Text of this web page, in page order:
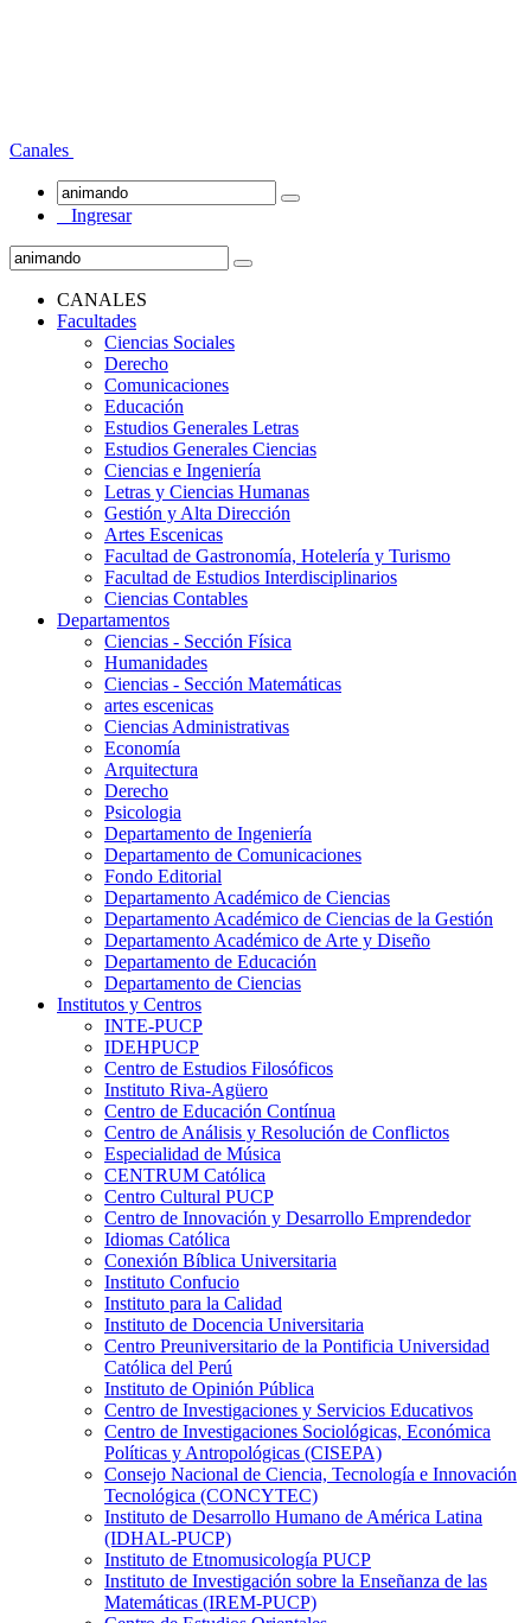
Canales
Ingresar
CANALES
Facultades
Ciencias Sociales
Derecho
Comunicaciones
Educación
Estudios Generales Letras
Estudios Generales Ciencias
Ciencias e Ingeniería
Letras y Ciencias Humanas
Gestión y Alta Dirección
Artes Escenicas
Facultad de Gastronomía, Hotelería y Turismo
Facultad de Estudios Interdisciplinarios
Ciencias Contables
Departamentos
Ciencias - Sección Física
Humanidades
Ciencias - Sección Matemáticas
artes escenicas
Ciencias Administrativas
Economía
Arquitectura
Derecho
Psicologia
Departamento de Ingeniería
Departamento de Comunicaciones
Fondo Editorial
Departamento Académico de Ciencias
Departamento Académico de Ciencias de la Gestión
Departamento Académico de Arte y Diseño
Departamento de Educación
Departamento de Ciencias
Institutos y Centros
INTE-PUCP
IDEHPUCP
Centro de Estudios Filosóficos
Instituto Riva-Agüero
Centro de Educación Contínua
Centro de Análisis y Resolución de Conflictos
Especialidad de Música
CENTRUM Católica
Centro Cultural PUCP
Centro de Innovación y Desarrollo Emprendedor
Idiomas Católica
Conexión Bíblica Universitaria
Instituto Confucio
Instituto para la Calidad
Instituto de Docencia Universitaria
Centro Preuniversitario de la Pontificia Universidad
Católica del Perú
Instituto de Opinión Pública
Centro de Investigaciones y Servicios Educativos
Centro de Investigaciones Sociológicas, Económica
Políticas y Antropológicas (CISEPA)
Consejo Nacional de Ciencia, Tecnología e Innovación
Tecnológica (CONCYTEC)
Instituto de Desarrollo Humano de América Latina
(IDHAL-PUCP)
Instituto de Etnomusicología PUCP
Instituto de Investigación sobre la Enseñanza de las
Matemáticas (IREM-PUCP)